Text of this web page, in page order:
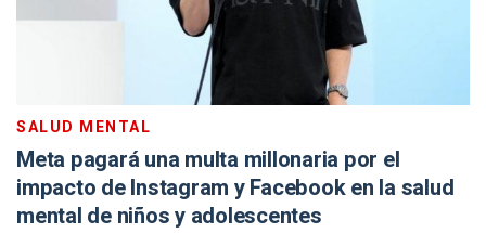
SALUD MENTAL
Meta pagará una multa millonaria por el
impacto de Instagram y Facebook en la salud
mental de niños y adolescentes